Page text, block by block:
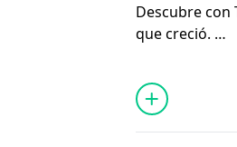
Descubre con
que creció.
un recuerdo